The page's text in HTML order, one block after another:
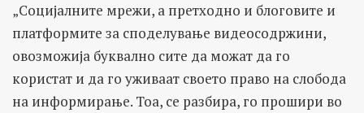
„Социјалните мрежи, а претходно и блоговите и
платформите за споделување видеосодржини,
овозможија буквално сите да можат да го
користат и да го уживаат своето право на слобода
на информирање. Тоа, се разбира, го прошири во